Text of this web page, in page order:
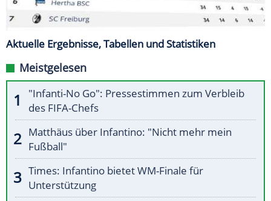
Aktuelle Ergebnisse, Tabellen und Statistiken
Meistgelesen
"Infanti-No Go": Pressestimmen zum Verbleib
des FIFA-Chefs
Matthäus über Infantino: "Nicht mehr mein
Fußball"
Times: Infantino bietet WM-Finale für
Unterstützung